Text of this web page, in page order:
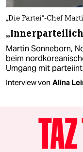
„Die Partei“-Chef
Martin Sonneborn,
beim
Umgang mit
Interview von Alina